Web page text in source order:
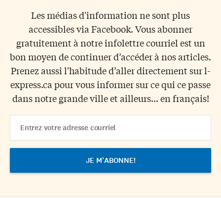
Les médias d'information ne sont plus
accessibles via Facebook. Vous abonner
gratuitement à notre infolettre courriel est un
bon moyen de continuer d’accéder à nos articles.
Prenez aussi l'habitude d’aller directement sur l-
express.ca pour vous informer sur ce qui ce passe
dans notre grande ville et ailleurs... en français!
Address